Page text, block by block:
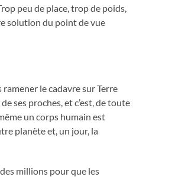
peu de place, trop de poids,
solution du point de vue
le cadavre sur Terre
ses proches, et c’est, de toute
un corps humain est
planète et, un jour, la
millions pour que les